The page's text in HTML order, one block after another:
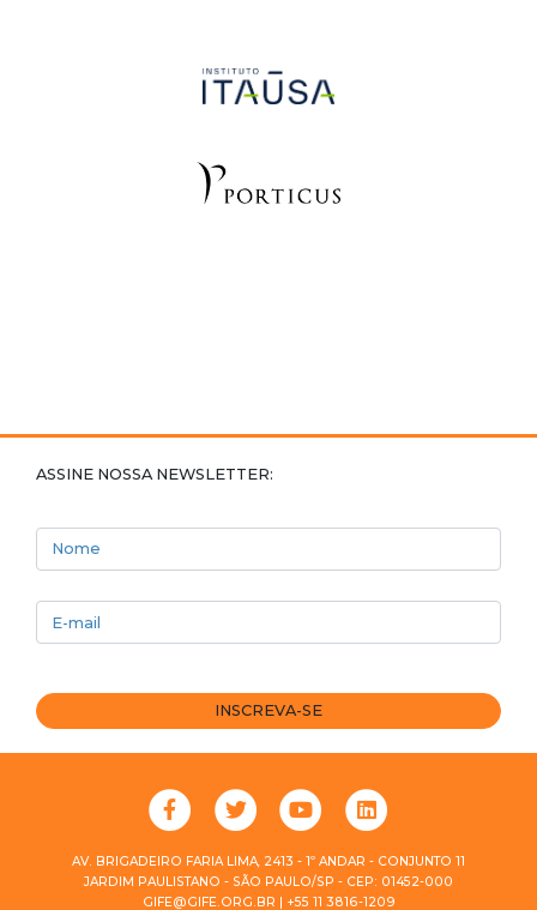
ASSINE NOSSA NEWSLETTER:
INSCREVA-SE
AV. BRIGADEIRO FARIA LIMA, 2413 - 1º ANDAR - CONJUNTO 11
JARDIM PAULISTANO - SÃO PAULO/SP - CEP: 01452-000
GIFE@GIFE.ORG.BR | +55 11 3816-1209